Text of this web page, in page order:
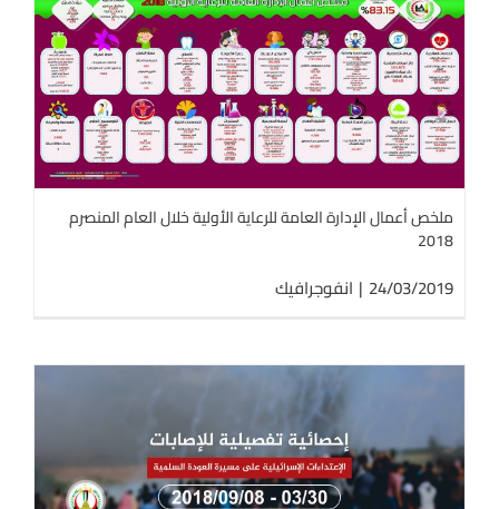
ملخص أعمال الإدارة العامة للرعاية الأولية خلال العام المنصرم
2018
24/03/2019
| انفوجرافيك